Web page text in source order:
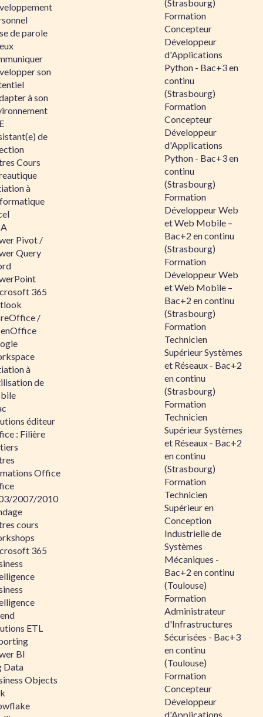
de parole
son
à son
de
Cours
à
Pivot /
Query
365
/
à
de
éditeur
: Filière
Office
2007/2010
cours
365
ETL
BI
Data
Objects
(Strasbourg)
Formation
Concepteur
Développeur
d'Applications
Python - Bac+3 en
continu
(Strasbourg)
Formation
Concepteur
Développeur
d'Applications
Python - Bac+3 en
continu
(Strasbourg)
Formation
Développeur Web
et Web Mobile –
Bac+2 en continu
(Strasbourg)
Formation
Développeur Web
et Web Mobile –
Bac+2 en continu
(Strasbourg)
Formation
Technicien
Supérieur Systèmes
et Réseaux - Bac+2
en continu
(Strasbourg)
Formation
Technicien
Supérieur Systèmes
et Réseaux - Bac+2
en continu
(Strasbourg)
Formation
Technicien
Supérieur en
Conception
Industrielle de
Systèmes
Mécaniques -
Bac+2 en continu
(Toulouse)
Formation
Administrateur
d'Infrastructures
Sécurisées - Bac+3
en continu
(Toulouse)
Formation
Concepteur
Développeur
d'Applications